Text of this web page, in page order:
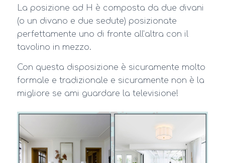
La posizione ad H è composta da due divani
(o un divano e due sedute) posizionate
perfettamente uno di fronte all’altra con il
tavolino in mezzo.
Con questa disposizione è sicuramente molto
formale e tradizionale e sicuramente non è la
migliore se ami guardare la televisione!